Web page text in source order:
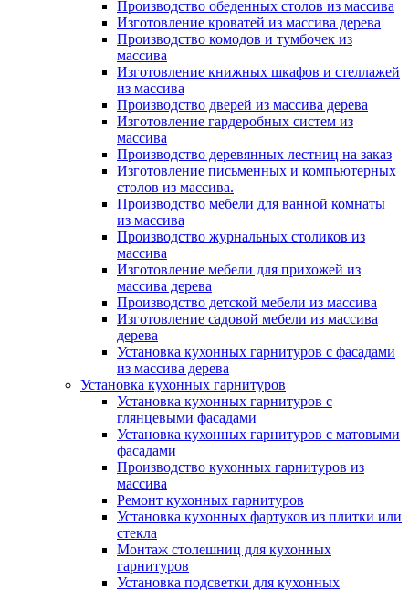
Производство обеденных столов из массива
Изготовление кроватей из массива дерева
Производство комодов и тумбочек из
массива
Изготовление книжных шкафов и стеллажей
из массива
Производство дверей из массива дерева
Изготовление гардеробных систем из
массива
Производство деревянных лестниц на заказ
Изготовление письменных и компьютерных
столов из массива.
Производство мебели для ванной комнаты
из массива
Производство журнальных столиков из
массива
Изготовление мебели для прихожей из
массива дерева
Производство детской мебели из массива
Изготовление садовой мебели из массива
дерева
Установка кухонных гарнитуров с фасадами
из массива дерева
Установка кухонных гарнитуров
Установка кухонных гарнитуров с
глянцевыми фасадами
Установка кухонных гарнитуров с матовыми
фасадами
Производство кухонных гарнитуров из
массива
Ремонт кухонных гарнитуров
Установка кухонных фартуков из плитки или
стекла
Монтаж столешниц для кухонных
гарнитуров
Установка подсветки для кухонных